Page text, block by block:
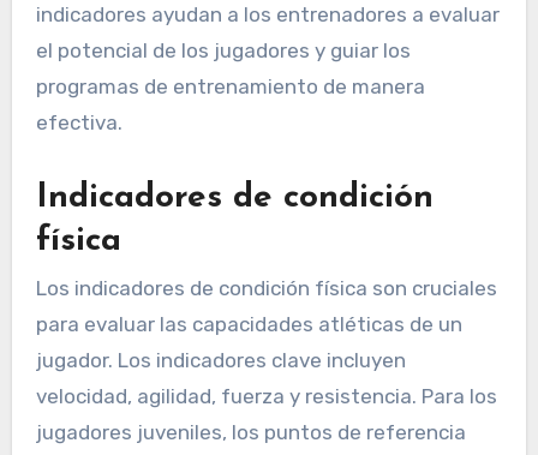
indicadores ayudan a los entrenadores a evaluar
el potencial de los jugadores y guiar los
programas de entrenamiento de manera
efectiva.
Indicadores de condición
física
Los indicadores de condición física son cruciales
para evaluar las capacidades atléticas de un
jugador. Los indicadores clave incluyen
velocidad, agilidad, fuerza y resistencia. Para los
jugadores juveniles, los puntos de referencia